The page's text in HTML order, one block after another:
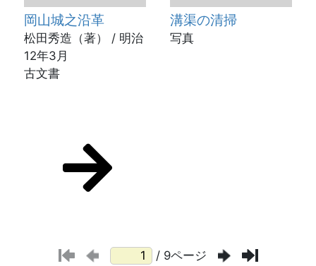
岡山城之沿革
松田秀造（著） / 明治
12年3月
古文書
溝渠の清掃
写真
/ 9ページ